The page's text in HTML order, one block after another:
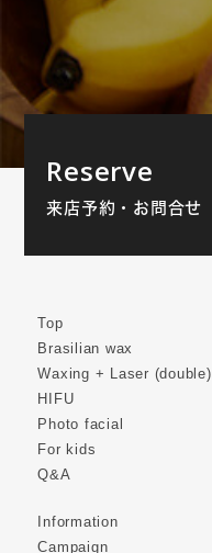
Reserve
来店予約・お問合せ
Top
Brasilian wax
Waxing + Laser (double)
HIFU
Photo facial
For kids
Q&A
Information
Campaign